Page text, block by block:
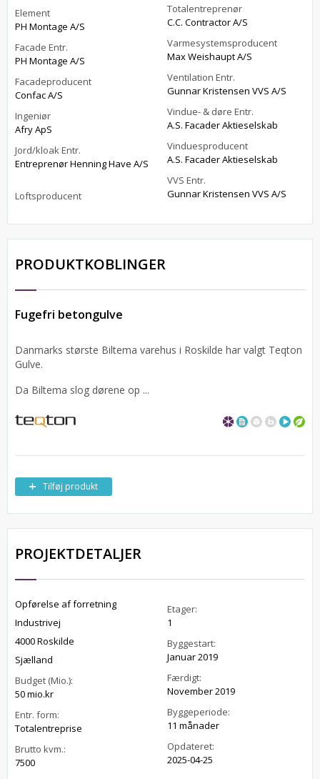
Element
PH Montage A/S
Facade Entr.
PH Montage A/S
Facadeproducent
Confac A/S
Ingeniør
Afry ApS
Jord/kloak Entr.
Entreprenør Henning Have A/S
Loftsproducent
Totalentreprenør
C.C. Contractor A/S
Varmesystemsproducent
Max Weishaupt A/S
Ventilation Entr.
Gunnar Kristensen VVS A/S
Vindue- & døre Entr.
A.S. Facader Aktieselskab
Vinduesproducent
A.S. Facader Aktieselskab
VVS Entr.
Gunnar Kristensen VVS A/S
PRODUKTKOBLINGER
Fugefri betongulve
Danmarks største Biltema varehus i Roskilde har valgt Teqton
Gulve.
Da Biltema slog dørene op ...
Tilføj produkt
PROJEKTDETALJER
Opførelse af forretning
Industrivej
4000 Roskilde
Sjælland
Budget (Mio.):
50 mio.kr
Entr. form:
Totalentreprise
Brutto kvm.:
7500
Etager:
1
Byggestart:
Januar 2019
Færdigt:
November 2019
Byggeperiode:
11 månader
Opdateret:
2025-04-25